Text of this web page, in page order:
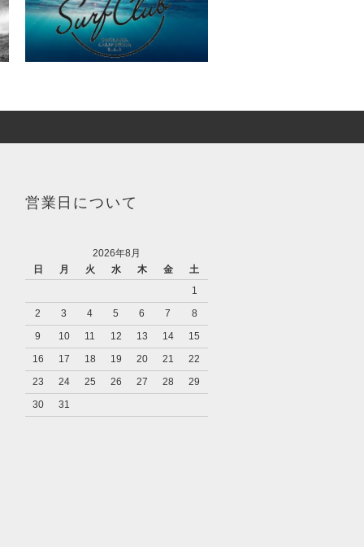
営業日について
2026年8月
日
月 火 水 木 金
土
1
2
3 4 5 6 7
8
9
10 11 12 13 14
15
16
17 18 19 20 21
22
23
24 25 26 27 28
29
30
31